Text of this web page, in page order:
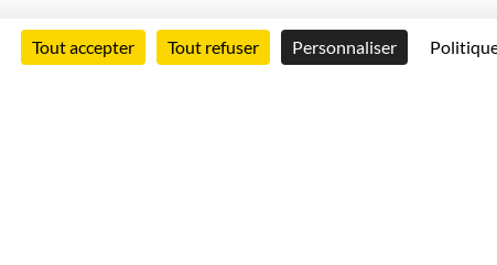
Tout accepter Tout refuser Personnaliser